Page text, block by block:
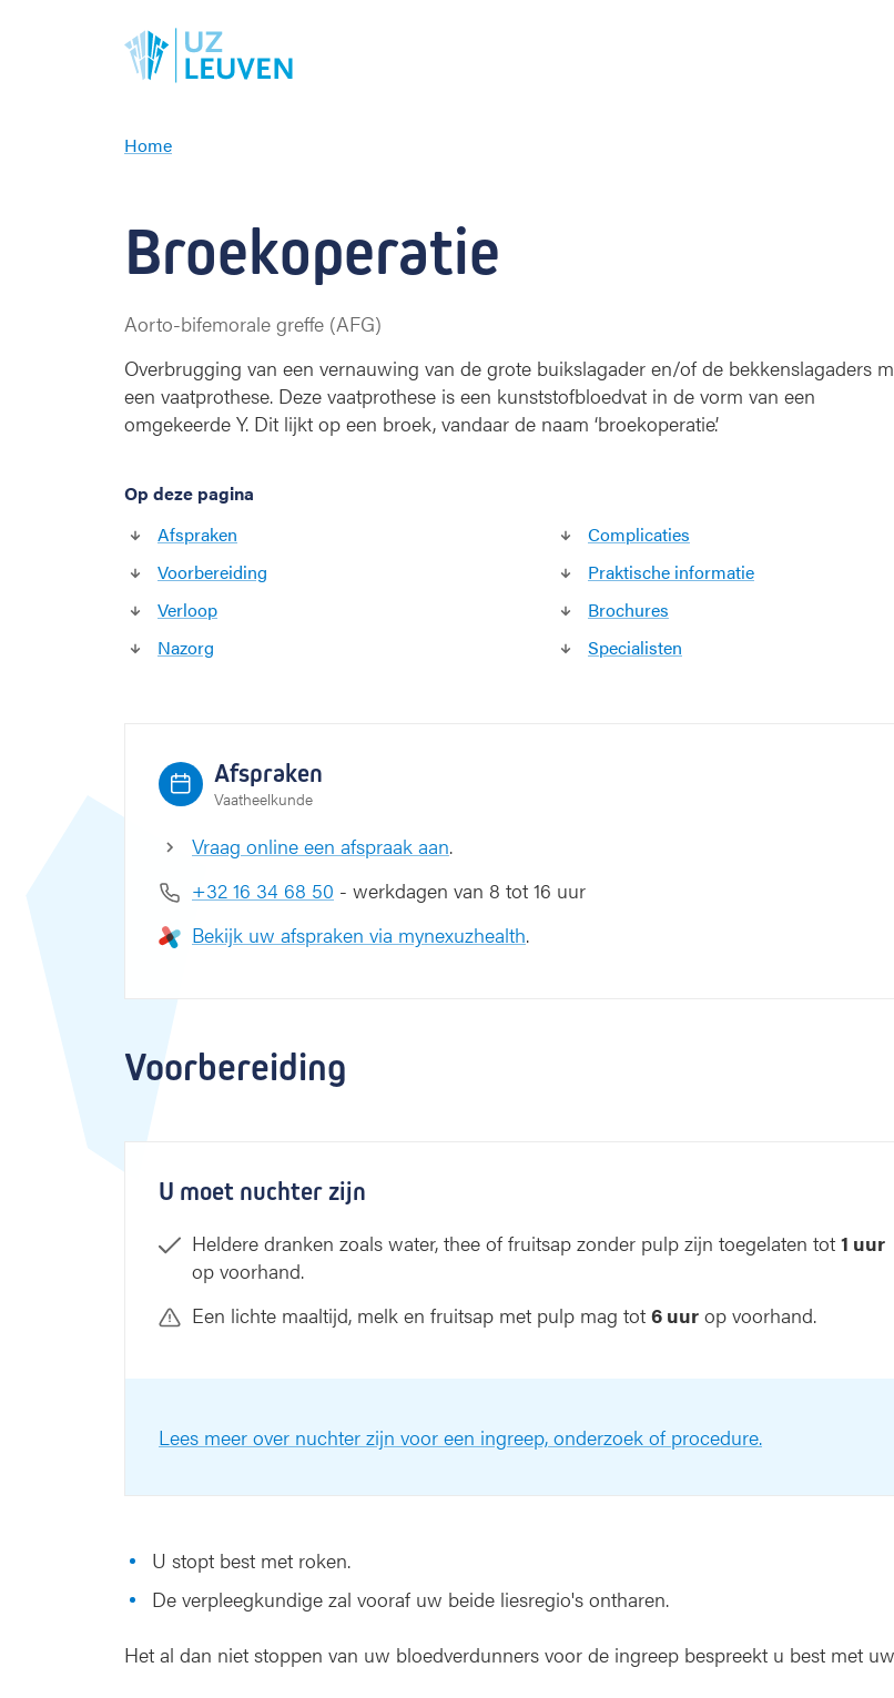
Home
e
e
a
t
i
Broekoperatie
Aorto-bifemorale greffe (AFG)
Overbrugging van een vernauwing van de grote buikslagader en/of de bekkenslagaders
een vaatprothese. Deze vaatprothese is een kunststofbloedvat in de vorm van een
omgekeerde Y. Dit lijkt op een broek, vandaar de naam ‘broekoperatie’.
Op deze pagina
Afspraken
Voorbereiding
Verloop
Nazorg
Complicaties
Praktische informatie
Brochures
Specialisten
Afspraken
Vaatheelkunde
Vraag online een afspraak aan.
+32 16 34 68 50 - werkdagen van 8 tot 16 uur
Bekijk uw afspraken via mynexuzhealth.
Voorbereiding
U moet nuchter zijn
Heldere dranken zoals water, thee of fruitsap zonder pulp zijn toegelaten tot 1 uur
op voorhand.
Een lichte maaltijd, melk en fruitsap met pulp mag tot 6 uur op voorhand.
Lees meer over nuchter zijn voor een ingreep, onderzoek of procedure.
U stopt best met roken.
De verpleegkundige zal vooraf uw beide liesregio's ontharen.
Het al dan niet stoppen van uw bloedverdunners voor de ingreep bespreekt u best met